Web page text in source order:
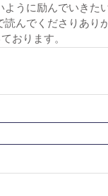
うに励んでいきた
んでくださりあり
おります。